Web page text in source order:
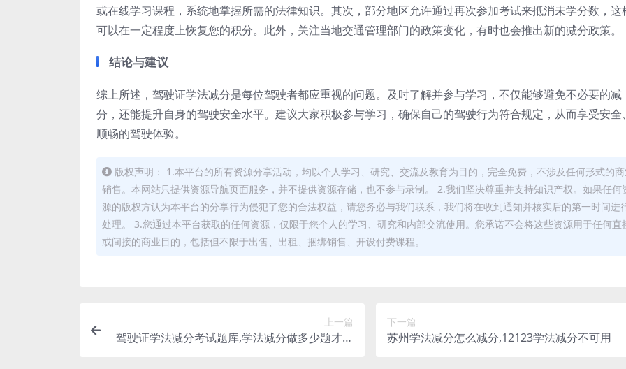
或在线学习课程，系统地掌握所需的法律知识。其次，部分地区允许通过再次参加考试来抵消未学分数，这
可以在一定程度上恢复您的积分。此外，关注当地交通管理部门的政策变化，有时也会推出新的减分政策。
结论与建议
综上所述，驾驶证学法减分是每位驾驶者都应重视的问题。及时了解并参与学习，不仅能够避免不必要的减
分，还能提升自身的驾驶安全水平。建议大家积极参与学习，确保自己的驾驶行为符合规定，从而享受安全
顺畅的驾驶体验。
版权声明： 1.本平台的所有资源分享活动，均以个人学习、研究、交流及教育为目的，完全免费，不涉及任何形式的
销售。本网站只提供资源导航页面服务，并不提供资源存储，也不参与录制。 2.我们坚决尊重并支持知识产权。如果任何
源的版权方认为本平台的分享行为侵犯了您的合法权益，请您务必与我们联系，我们将在收到通知并核实后的第一时间进
处理。 3.您通过本平台获取的任何资源，仅限于您个人的学习、研究和内部交流使用。您承诺不会将这些资源用于任何直
或间接的商业目的，包括但不限于出售、出租、捆绑销售、开设付费课程。
上一篇
驾驶证学法减分考试题库,学法减分做多少题才减
下一篇
苏州学法减分怎么减分,12123学法减分不可用